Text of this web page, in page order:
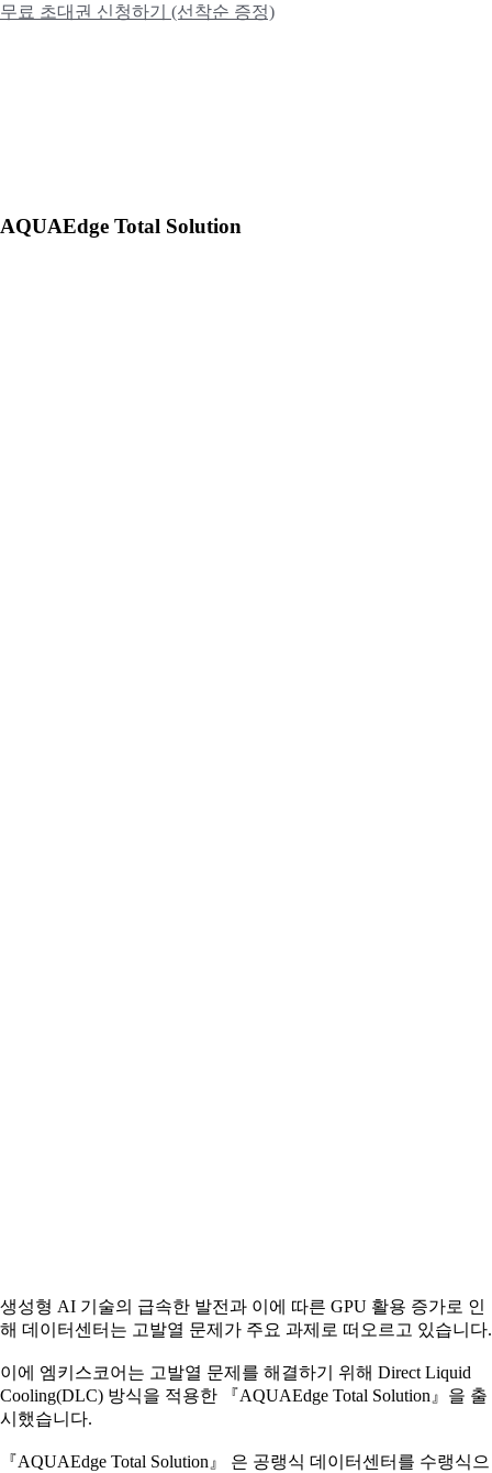
무료 초대권 신청하기 (선착순 증정)
AQUAEdge Total Solution
생성형 AI 기술의 급속한 발전과 이에 따른 GPU 활용 증가로 인
해 데이터센터는 고발열 문제가 주요 과제로 떠오르고 있습니다.
이에 엠키스코어는 고발열 문제를 해결하기 위해 Direct Liquid
Cooling(DLC) 방식을 적용한 『AQUAEdge Total Solution』을 출
시했습니다.
『AQUAEdge Total Solution』 은 공랭식 데이터센터를 수랭식으